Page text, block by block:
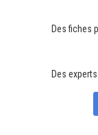
Des fiches
Des